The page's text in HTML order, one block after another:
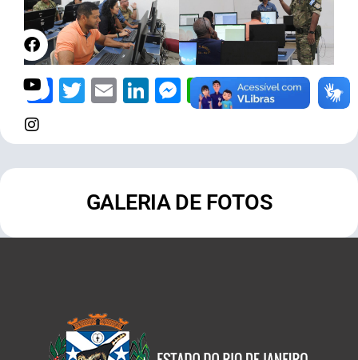
Facebook
Twitter
EmailLinkedIn
Messenger
WhatsApp
Telegram
Share
GALERIA DE FOTOS